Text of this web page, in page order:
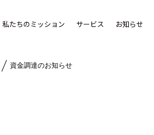
私たちのミッション サービス お知らせ
資金調達のお知らせ